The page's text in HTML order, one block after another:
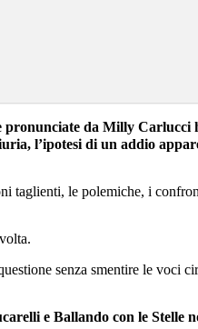
da Milly
l’ipotesi di un addio
taglienti, le polemiche, i
senza smentire le voci
e Ballando con le Stelle